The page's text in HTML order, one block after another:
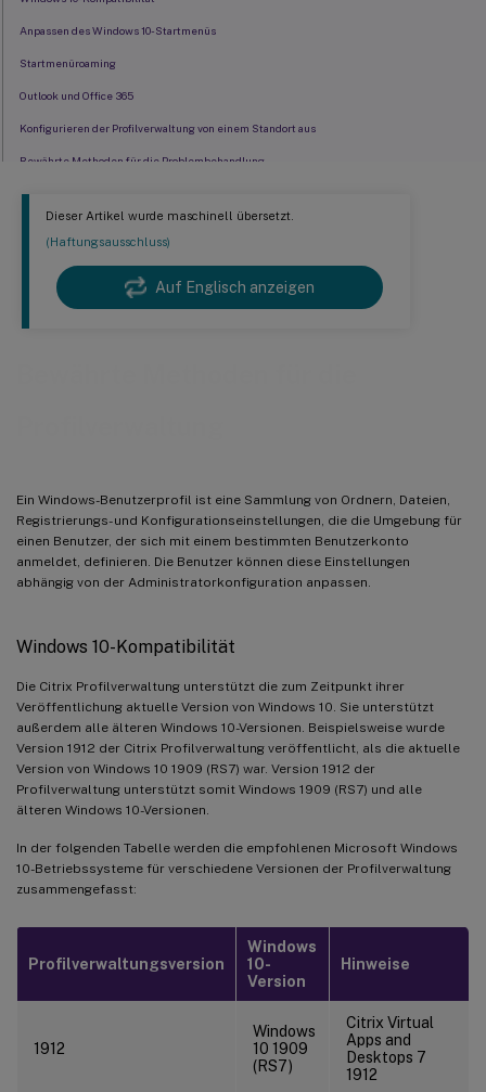
Dieser Artikel wurde maschinell übersetzt.
(Haftungsausschluss)
Auf Englisch anzeigen
Ein Windows-Benutzerprofil ist eine Sammlung von Ordnern, Dateien,
Registrierungs- und Konfigurationseinstellungen, die die Umgebung für
einen Benutzer, der sich mit einem bestimmten Benutzerkonto
anmeldet, definieren. Die Benutzer können diese Einstellungen
abhängig von der Administratorkonfiguration anpassen.
Windows 10-Kompatibilität
Die Citrix Profilverwaltung unterstützt die zum Zeitpunkt ihrer
Veröffentlichung aktuelle Version von Windows 10. Sie unterstützt
außerdem alle älteren Windows 10-Versionen. Beispielsweise wurde
Version 1912 der Citrix Profilverwaltung veröffentlicht, als die aktuelle
Version von Windows 10 1909 (RS7) war. Version 1912 der
Profilverwaltung unterstützt somit Windows 1909 (RS7) und alle
älteren Windows 10-Versionen.
In der folgenden Tabelle werden die empfohlenen Microsoft Windows
10-Betriebssysteme für verschiedene Versionen der Profilverwaltung
zusammengefasst:
Profilverwaltungsversion
Windows
10-
Version
Hinweise
1912
Windows
10 1909
(RS7)
Citrix Virtual
Apps and
Desktops 7
1912
Anpassen des Windows 10-Startmenüs
Startmenüroaming
Outlook und Office 365
Konfigurieren der Profilverwaltung von einem Standort aus
Bewährte Methoden für die Problembehandlung
Cookiehandhabung